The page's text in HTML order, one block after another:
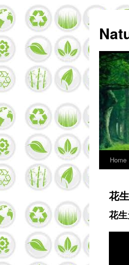
Skip
content
Home
花生
花